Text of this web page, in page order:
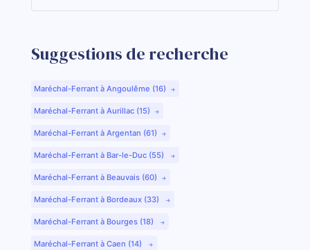
Suggestions de recherche
Maréchal-Ferrant à Angoulême (16)
Maréchal-Ferrant à Aurillac (15)
Maréchal-Ferrant à Argentan (61)
Maréchal-Ferrant à Bar-le-Duc (55)
Maréchal-Ferrant à Beauvais (60)
Maréchal-Ferrant à Bordeaux (33)
Maréchal-Ferrant à Bourges (18)
Maréchal-Ferrant à Caen (14)